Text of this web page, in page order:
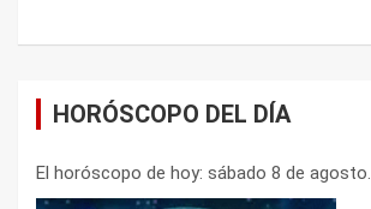
HORÓSCOPO DEL DÍA
El horóscopo de hoy: sábado 8 de agosto.